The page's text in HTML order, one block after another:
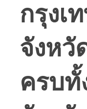
กรุงเ
จังหวั
ครบทั้